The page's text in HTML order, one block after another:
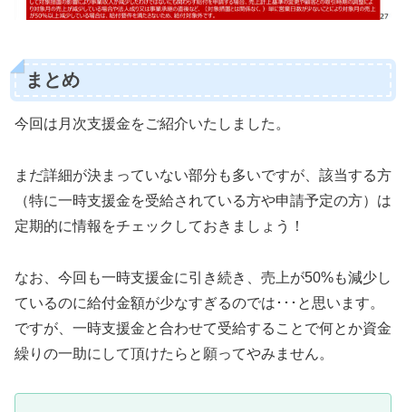
まとめ
今回は月次支援金をご紹介いたしました。
まだ詳細が決まっていない部分も多いですが、該当する方
（特に一時支援金を受給されている方や申請予定の方）は
定期的に情報をチェックしておきましょう！
なお、今回も一時支援金に引き続き、売上が50%も減少し
ているのに給付金額が少なすぎるのでは･･･と思います。
ですが、一時支援金と合わせて受給することで何とか資金
繰りの一助にして頂けたらと願ってやみません。